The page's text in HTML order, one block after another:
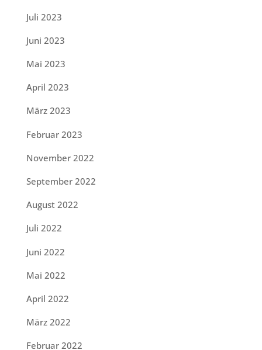
Juli 2023
Juni 2023
Mai 2023
April 2023
März 2023
Februar 2023
November 2022
September 2022
August 2022
Juli 2022
Juni 2022
Mai 2022
April 2022
März 2022
Februar 2022